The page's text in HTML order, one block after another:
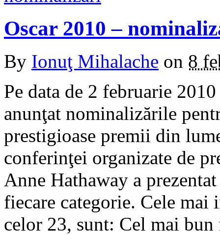
Oscar 2010 –
By Ionuţ Mihalache on 8
Pe data de 2 februarie
anunţat nominalizările
prestigioase premii din
conferinţei organizate de
Anne Hathaway a
fiecare categorie. Cele
celor 23, sunt: Cel mai